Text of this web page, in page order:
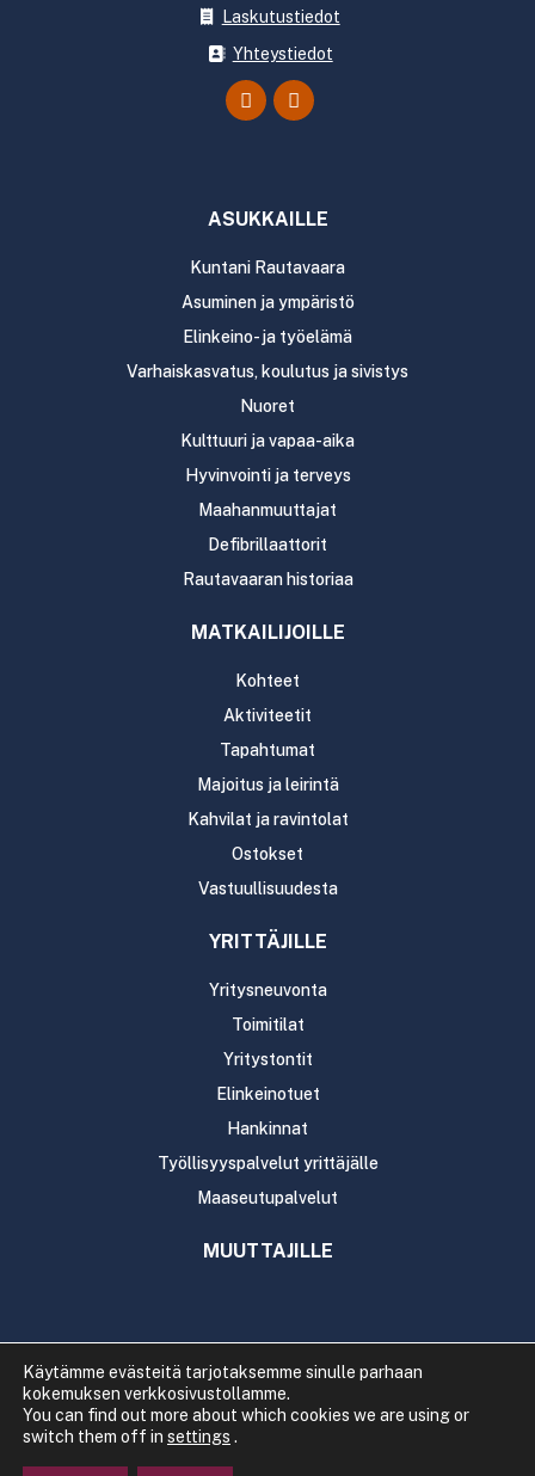
Laskutustiedot
Yhteystiedot
ASUKKAILLE
Kuntani Rautavaara
Asuminen ja ympäristö
Elinkeino- ja työelämä
Varhaiskasvatus, koulutus ja sivistys
Nuoret
Kulttuuri ja vapaa-aika
Hyvinvointi ja terveys
Maahanmuuttajat
Defibrillaattorit
Rautavaaran historiaa
MATKAILIJOILLE
Kohteet
Aktiviteetit
Tapahtumat
Majoitus ja leirintä
Kahvilat ja ravintolat
Ostokset
Vastuullisuudesta
YRITTÄJILLE
Yritysneuvonta
Toimitilat
Yritystontit
Elinkeinotuet
Hankinnat
Työllisyyspalvelut yrittäjälle
Maaseutupalvelut
MUUTTAJILLE
Copyright 2020 Rautavaaran kunta
TietosuojaSaavutettavuus
Käytämme evästeitä tarjotaksemme sinulle parhaan
kokemuksen verkkosivustollamme.
You can find out more about which cookies we are using or
switch them off in settings .